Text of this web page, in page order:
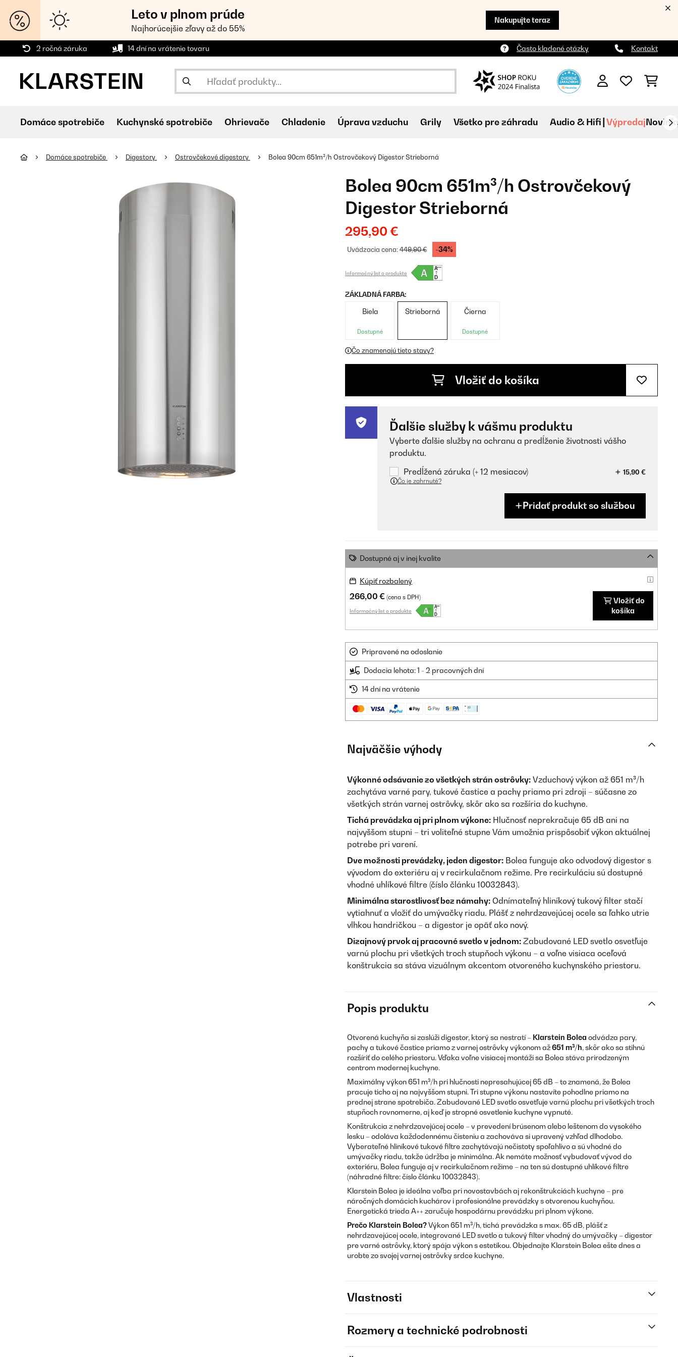
Leto v plnom prúde
Najhorúcejšie zľavy až do 55%
Nakupujte teraz
2 ročná záruka 14 dní na vrátenie tovaru Často kladené otázky Kontakt
Domáce spotrebiče Kuchynské spotrebiče Ohrievače Chladenie Úprava vzduchu Grily Všetko pre záhradu Audio & Hifi Výpredaj
Domáce spotrebiče Digestory Ostrovčekové digestory Bolea 90cm 651m³/h Ostrovčekový Digestor Strieborná
Bolea 90cm 651m³/h Ostrovčekový
Digestor Strieborná
295,90 €
Uvádzacia cena:449,90 € -34%
Informačný list o produkte
ZÁKLADNÁ FARBA:
Biela
Dostupné
Strieborná Čierna
Dostupné
Čo znamenajú tieto stavy?
Vložiť do košíka
Ďalšie služby k vášmu produktu
Vyberte ďalšie služby na ochranu a predĺženie životnosti vášho
produktu.
Predĺžená záruka (+ 12 mesiacov)
15,90 €
Čo je zahrnuté?
Pridať produkt so službou
Dostupné aj v inej kvalite
Kúpiť rozbalený
266,00 € (cena s DPH)
Informačný list o produkte
Vložiť do
košíka
Pripravené na odoslanie
Dodacia lehota: 1 - 2 pracovných dní
14 dní na vrátenie
Najväčšie výhody
Výkonné odsávanie zo všetkých strán ostrôvky: Vzduchový výkon až 651 m³/h
zachytáva varné pary, tukové častice a pachy priamo pri zdroji – súčasne zo
všetkých strán varnej ostrôvky, skôr ako sa rozšíria do kuchyne.
Tichá prevádzka aj pri plnom výkone: Hlučnosť neprekračuje 65 dB ani na
najvyššom stupni – tri voliteľné stupne Vám umožnia prispôsobiť výkon aktuálnej
potrebe pri varení.
Dve možnosti prevádzky, jeden digestor: Bolea funguje ako odvodový digestor s
vývodom do exteriéru aj v recirkulačnom režime. Pre recirkuláciu sú dostupné
vhodné uhlíkové filtre (číslo článku 10032843).
Minimálna starostlivosť bez námahy: Odnímateľný hliníkový tukový filter stačí
vytiahnuť a vložiť do umývačky riadu. Plášť z nehrdzavejúcej ocele sa ľahko utrie
vlhkou handričkou – a digestor je opäť ako nový.
Dizajnový prvok aj pracovné svetlo v jednom: Zabudované LED svetlo osvetľuje
varnú plochu pri všetkých troch stupňoch výkonu – a voľne visiaca oceľová
konštrukcia sa stáva vizuálnym akcentom otvoreného kuchynského priestoru.
Popis produktu
Otvorená kuchyňa si zaslúži digestor, ktorý sa nestratí – Klarstein Bolea odvádza pary,
pachy a tukové častice priamo z varnej ostrôvky výkonom až651 m³/h, skôr ako sa stihnú
rozšíriť do celého priestoru. Vďaka voľne visiacej montáži sa Bolea stáva prirodzeným
centrom modernej kuchyne.
Maximálny výkon 651 m³/h pri hlučnosti nepresahujúcej 65 dB – to znamená, že Bolea
pracuje ticho aj na najvyššom stupni. Tri stupne výkonu nastavíte pohodlne priamo na
prednej strane spotrebiča. Zabudované LED svetlo osvetľuje varnú plochu pri všetkých troch
stupňoch rovnomerne, aj keď je stropné osvetlenie kuchyne vypnuté.
Konštrukcia z nehrdzavejúcej ocele – v prevedení brúsenom alebo leštenom do vysokého
lesku – odoláva každodennému čisteniu a zachováva si upravený vzhľad dlhodobo.
Vyberateľné hliníkové tukové filtre zachytávajú nečistoty spoľahlivo a sú vhodné do
umývačky riadu, takže údržba je minimálna. Ak nemáte možnosť vybudovať vývod do
exteriéru, Bolea funguje aj v recirkulačnom režime – na ten sú dostupné uhlíkové filtre
(náhradné filtre: číslo článku 10032843).
Klarstein Bolea je ideálna voľba pri novostavbách aj rekonštrukciách kuchyne – pre
náročných domácich kuchárov i profesionálne prevádzky s otvorenou kuchyňou.
Energetická trieda A++ zaručuje hospodárnu prevádzku pri plnom výkone.
Prečo Klarstein Bolea?Výkon 651 m³/h, tichá prevádzka s max. 65 dB, plášť z
nehrdzavejúcej ocele, integrované LED svetlo a tukový filter vhodný do umývačky – digestor
pre varné ostrôvky, ktorý spája výkon s estetikou. Objednajte Klarstein Bolea ešte dnes a
urobte zo svojej varnej ostrôvky srdce kuchyne.
Vlastnosti
Rozmery a technické podrobnosti